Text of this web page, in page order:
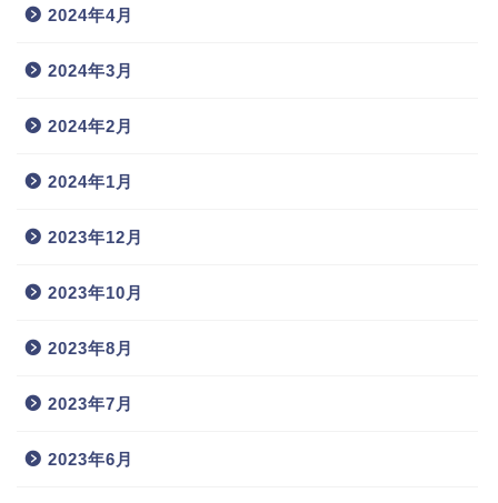
2024年4月
2024年3月
2024年2月
2024年1月
2023年12月
2023年10月
2023年8月
2023年7月
2023年6月